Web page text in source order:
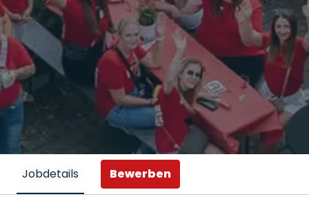
Jobdetails Bewerben